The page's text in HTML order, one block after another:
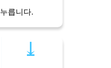
릅니다.
⤓︎